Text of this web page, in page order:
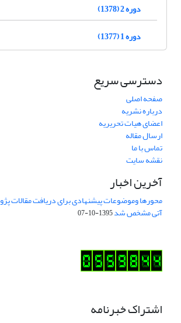
دوره 2 (1378)
دوره 1 (1377)
دسترسی سریع
صفحه اصلی
درباره نشریه
اعضای هیات تحریریه
ارسال مقاله
تماس با ما
نقشه سایت
آخرین اخبار
محورها وموضوعات پیشنهادی برای دریافت مقالات
آتی مشخص شد1395-10-07
اشتراک خبرنامه